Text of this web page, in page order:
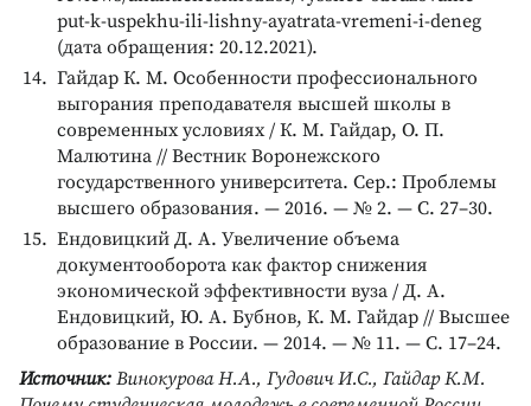
put-k-uspekhu-ili-lishny-ayatrata-vremeni-i-deneg
(дата обращения: 20.12.2021).
Гайдар К. М. Особенности профессионального
выгорания преподавателя высшей школы в
современных условиях / К. М. Гайдар, О. П.
Малютина // Вестник Воронежского
государственного университета. Сер.: Проблемы
высшего образования. — 2016. — № 2. — С. 27–30.
Ендовицкий Д. А. Увеличение объема
документооборота как фактор снижения
экономической эффективности вуза / Д. А.
Ендовицкий, Ю. А. Бубнов, К. М. Гайдар // Высшее
образование в России. — 2014. — № 11. — С. 17–24.
Источник: Винокурова Н.А., Гудович И.С., Гайдар К.М.